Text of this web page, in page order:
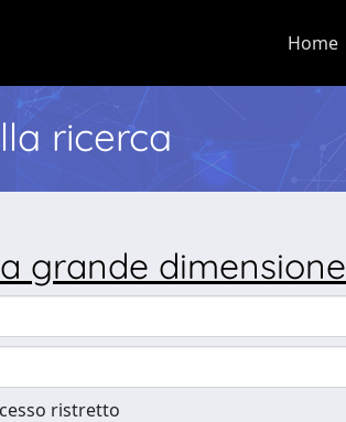
Home
ricerca
grande dimensione
ristretto